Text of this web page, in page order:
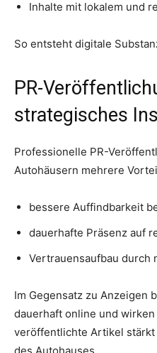
Inhalte mit lokalem und
So entsteht digitale
PR-
strategisches
Professionelle PR-
Autohäusern mehrere
bessere Auffindbarkeit
dauerhafte Präsenz auf
Vertrauensaufbau durch
Im Gegensatz zu Anzeigen
dauerhaft online und
veröffentlichte Artikel